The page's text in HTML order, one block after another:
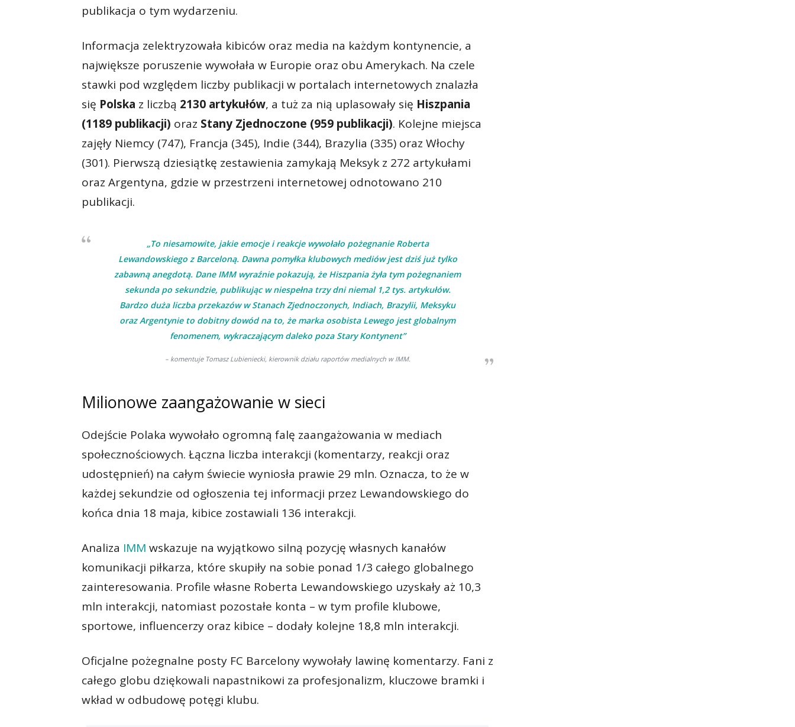
publikacja o tym wydarzeniu.
Informacja zelektryzowała kibiców oraz media na każdym kontynencie, a
największe poruszenie wywołała w Europie oraz obu Amerykach. Na czele
stawki pod względem liczby publikacji w portalach internetowych znalazła
się Polska z liczbą 2130 artykułów, a tuż za nią uplasowały się Hiszpania
(1189 publikacji) oraz Stany Zjednoczone (959 publikacji). Kolejne miejsca
zajęły Niemcy (747), Francja (345), Indie (344), Brazylia (335) oraz Włochy
(301). Pierwszą dziesiątkę zestawienia zamykają Meksyk z 272 artykułami
oraz Argentyna, gdzie w przestrzeni internetowej odnotowano 210
publikacji.
„To niesamowite, jakie emocje i reakcje wywołało pożegnanie Roberta
Lewandowskiego z Barceloną. Dawna pomyłka klubowych mediów jest dziś już tylko
zabawną anegdotą. Dane IMM wyraźnie pokazują, że Hiszpania żyła tym pożegnaniem
sekunda po sekundzie, publikując w niespełna trzy dni niemal 1,2 tys. artykułów.
Bardzo duża liczba przekazów w Stanach Zjednoczonych, Indiach, Brazylii, Meksyku
oraz Argentynie to dobitny dowód na to, że marka osobista Lewego jest globalnym
fenomenem, wykraczającym daleko poza Stary Kontynent”
– komentuje Tomasz Lubieniecki, kierownik działu raportów medialnych w IMM.
Milionowe zaangażowanie w sieci
Odejście Polaka wywołało ogromną falę zaangażowania w mediach
społecznościowych. Łączna liczba interakcji (komentarzy, reakcji oraz
udostępnień) na całym świecie wyniosła prawie 29 mln. Oznacza, to że w
każdej sekundzie od ogłoszenia tej informacji przez Lewandowskiego do
końca dnia 18 maja, kibice zostawiali 136 interakcji.
Analiza IMM wskazuje na wyjątkowo silną pozycję własnych kanałów
komunikacji piłkarza, które skupiły na sobie ponad 1/3 całego globalnego
zainteresowania. Profile własne Roberta Lewandowskiego uzyskały aż 10,3
mln interakcji, natomiast pozostałe konta – w tym profile klubowe,
sportowe, influencerzy oraz kibice – dodały kolejne 18,8 mln interakcji.
Oficjalne pożegnalne posty FC Barcelony wywołały lawinę komentarzy. Fani z
całego globu dziękowali napastnikowi za profesjonalizm, kluczowe bramki i
wkład w odbudowę potęgi klubu.